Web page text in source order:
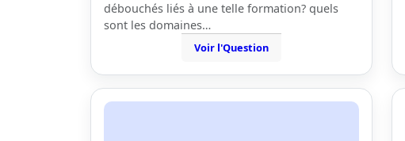
débouchés liés à une telle formation? quels
sont les domaines…
Voir l'Question